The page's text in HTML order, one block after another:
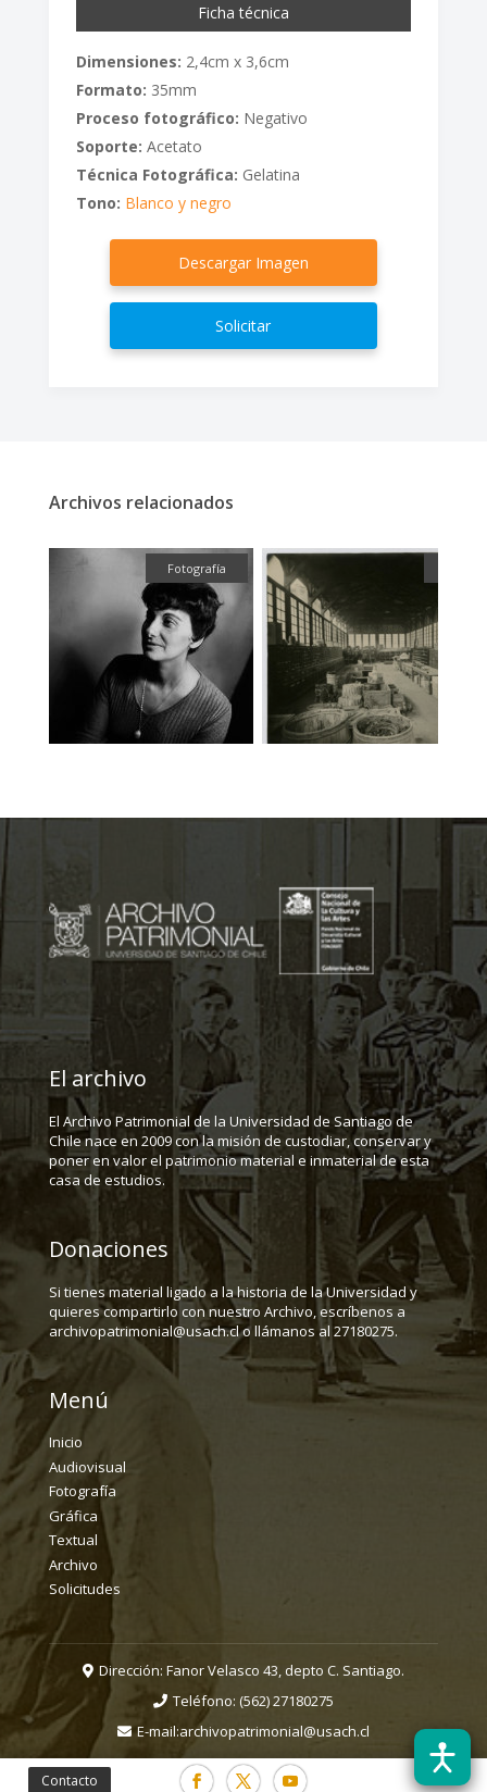
Contacto
Ficha técnica
Dimensiones: 2,4cm x 3,6cm
Formato: 35mm
Proceso fotográfico: Negativo
Soporte: Acetato
Técnica Fotográfica: Gelatina
Tono: Blanco y negro
Descargar Imagen
Solicitar
Archivos relacionados
Fotografía
El archivo
El Archivo Patrimonial de la Universidad de Santiago de
Chile nace en 2009 con la misión de custodiar, conservar y
poner en valor el patrimonio material e inmaterial de esta
casa de estudios.
Donaciones
Si tienes material ligado a la historia de la Universidad y
quieres compartirlo con nuestro Archivo, escríbenos a
archivopatrimonial@usach.cl o llámanos al 27180275.
Menú
Inicio
Audiovisual
Fotografía
Gráfica
Textual
Archivo
Solicitudes
Dirección: Fanor Velasco 43, depto C. Santiago.
Teléfono: (562) 27180275
E-mail:archivopatrimonial@usach.cl